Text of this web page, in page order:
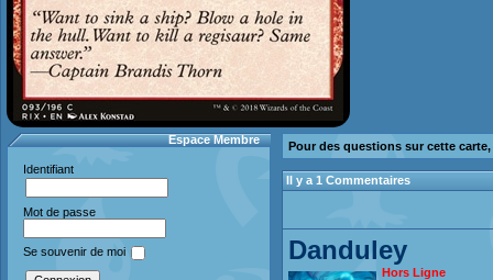
Espace Membre
Identifiant
Mot de passe
Se souvenir de moi
Pour des questions sur cette
Il y a 1 Commentaires
Danduley
Hors Ligne